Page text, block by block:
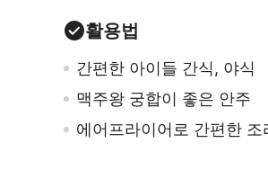
활용법
간편한 아이들 간식, 야식
맥주왕 궁합이 좋은 안주
에어프라이어로 간편한 조